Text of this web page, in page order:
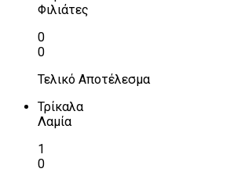
Φιλιάτες
0
0
Τελικό Αποτέλεσμα
Τρίκαλα
Λαμία
1
0